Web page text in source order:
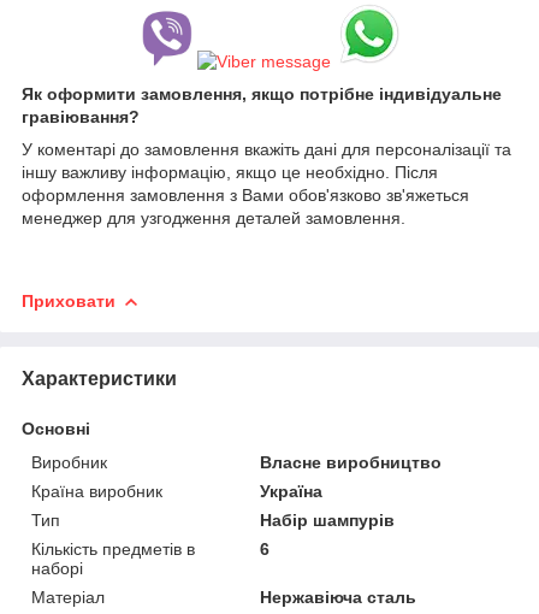
Як оформити замовлення, якщо потрібне індивідуальне
гравіювання?
У коментарі до замовлення вкажіть дані для персоналізації та
іншу важливу інформацію, якщо це необхідно. Після
оформлення замовлення з Вами обов'язково зв'яжеться
менеджер для узгодження деталей замовлення.
Приховати
Характеристики
Основні
Виробник
Власне виробництво
Країна виробник
Україна
Тип
Набір шампурів
Кількість предметів в
наборі
6
Матеріал
Нержавіюча сталь